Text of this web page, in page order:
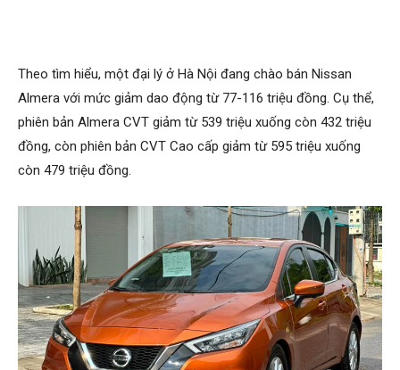
Theo tìm hiểu, một đại lý ở Hà Nội đang chào bán Nissan
Almera với mức giảm dao động từ 77-116 triệu đồng. Cụ thể,
phiên bản Almera CVT giảm từ 539 triệu xuống còn 432 triệu
đồng, còn phiên bản CVT Cao cấp giảm từ 595 triệu xuống
còn 479 triệu đồng.